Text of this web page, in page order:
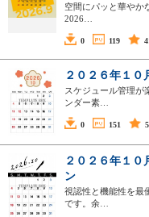
空間にパッと華やか
2026…
0 119
２０２６年１０
スケジュール管理が
ンダー素…
0 151
２０２６年１０
ン
視認性と機能性を最
です。余…